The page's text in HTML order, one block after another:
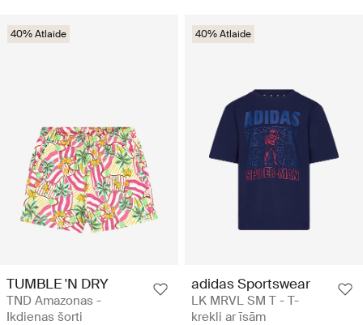
40% Atlaide
TUMBLE 'N DRY
TND Amazonas -
Ikdienas šorti
40% Atlaide
adidas Sportswear
LK MRVL SM T - T-
krekli ar īsām